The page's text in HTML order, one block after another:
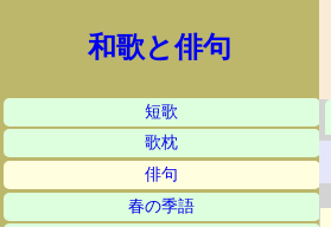
和歌と俳句
短歌
歌枕
俳句
春の季語